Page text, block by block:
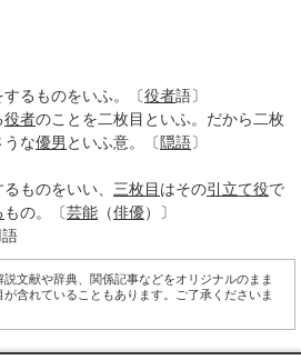
するものをいふ。〔役者語〕
役者のことを二枚目といふ。だから二枚
うな優男 といふ意。〔隠語〕
ものをいい、 三枚目 はその引立て役で
もの。〔芸能 （俳優）〕
語
文献や辞典、関係記事などをオリジナルのまま
含れていることもあります。ご了承くださいま